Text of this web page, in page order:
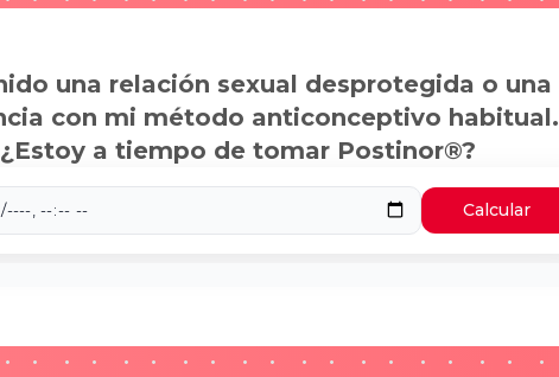
una relación sexual desprotegida o una
con mi método anticonceptivo habitual.
¿Estoy a tiempo de tomar Postinor®?
Calcular